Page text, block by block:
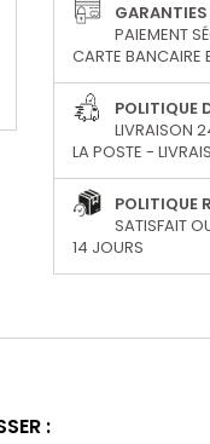
PAIEMENT
CARTE BANCAIRE
POLITIQUE
LIVRAISON
LA POSTE -
POLITIQUE
SATISFAIT
14 JOURS
: